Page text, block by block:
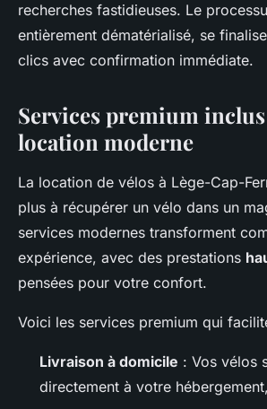
recherches fastidieuses. Le
entièrement dématérialisé, se
clics avec confirmation immédiate.
Services premium
location moderne
La location de vélos à Lège-Cap-
plus à récupérer un vélo dans un
services modernes transforment
expérience, avec des prestations
pensées pour votre confort.
Voici les services premium qui
Livraison à domicile : Vos vélos
directement à votre